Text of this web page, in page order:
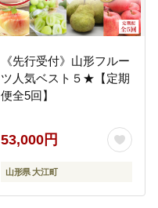
《先行受付》山形フルー
ツ人気ベスト５★【定期
便全5回】
53,000円
山形県 大江町